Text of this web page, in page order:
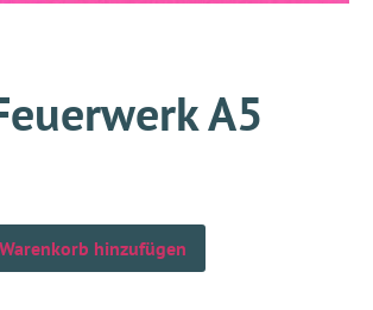
A5
hinzufügen